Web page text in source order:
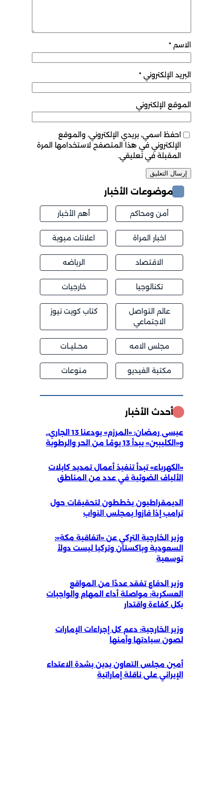
الاسم *
البريد الإلكتروني *
الموقع الإلكتروني
احفظ اسمي، بريدي الإلكتروني، والموقع
الإلكتروني في هذا المتصفح لاستخدامها المرة
المقبلة في تعليقي.
موضوعات الأخبار
أمن ومحاكم أهم الأخبار
اخبار المراة اعلانات مبوبة
الاقتصاد الرياضه
تكنالوجيا خارجيات
عالم التواصل
الاجتماعي
كتاب كويت نيوز
مجلس الامه محــليــات
مكتبة الفيديو منوعات
أحدث الأخبار
عيسى رمضان: «المرزم» يودعنا 13 الجاري..
و«الكليبين» يبدأ 13 يومًا من الحر والرطوبة
«الكهرباء» تبدأ تنفيذ أعمال تمديد كابلات
الألياف الضوئية في عدد من المناطق
الديمقراطيون يخططون لتحقيقات حول
ترامب إذا فازوا بمجلس النواب
وزير الخارجية التركي عن «اتفاقية مكة»:
السعودية وباكستان وتركيا ليست دولاً
توسعية
وزير الدفاع تفقد عددًا من المواقع
العسكرية: مواصلة أداء المهام والواجبات
بكل كفاءة واقتدار
وزير الخارجية: دعم كل إجراءات الإمارات
لصون سيادتها وأمنها
أمين مجلس التعاون يدين بشدة الاعتداء
الإيراني على ناقلة إماراتية